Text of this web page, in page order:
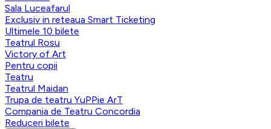
Sala Luceafarul
Exclusiv in reteaua Smart Ticketing
Ultimele 10 bilete
Teatrul Rosu
Victory of Art
Pentru copii
Teatru
Teatrul Maidan
Trupa de teatru YuPPie ArT
Compania de Teatru Concordia
Reduceri bilete